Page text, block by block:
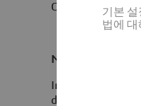
Capacité à
Nous rejoindre
Intégrer une
depuis plus de 40
기본
법에 대